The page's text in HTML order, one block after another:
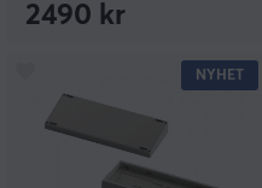
2490 kr
NYHET